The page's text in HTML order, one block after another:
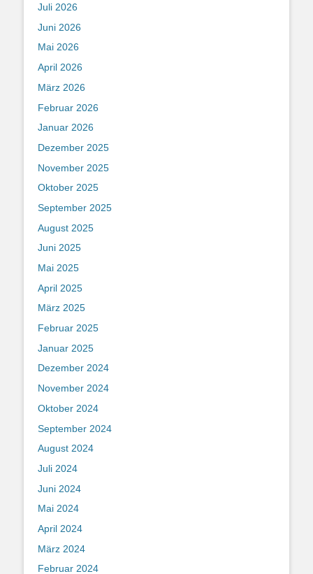
Juli 2026
Juni 2026
Mai 2026
April 2026
März 2026
Februar 2026
Januar 2026
Dezember 2025
November 2025
Oktober 2025
September 2025
August 2025
Juni 2025
Mai 2025
April 2025
März 2025
Februar 2025
Januar 2025
Dezember 2024
November 2024
Oktober 2024
September 2024
August 2024
Juli 2024
Juni 2024
Mai 2024
April 2024
März 2024
Februar 2024